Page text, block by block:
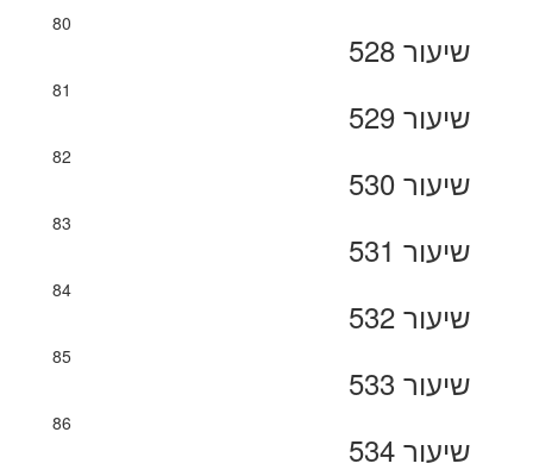
80
שיעור 528
81
שיעור 529
82
שיעור 530
83
שיעור 531
84
שיעור 532
85
שיעור 533
86
שיעור 534